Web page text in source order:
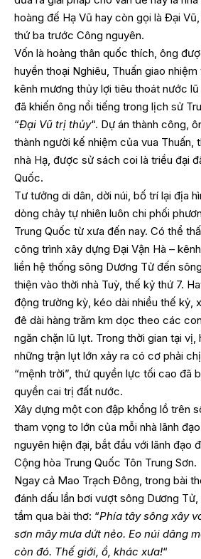
hoàng đế Hạ Vũ hay còn gọi là Đại
thứ ba trước Công nguyên.
Vốn là hoàng thân quốc thích, ông
huyền thoại Nghiêu, Thuấn giao
kênh mương thủy lợi tiêu thoát nước lũ
đã khiến ông nổi tiếng trong lịch sử
“Đại Vũ trị thủy“. Dự án thành công,
thành người kế nhiệm của vua Thuấn,
nhà Hạ, được sử sách coi là triều đại
Quốc.
Tư tưởng di dân, dời núi, bố trí lại địa
dòng chảy tự nhiên luôn chi phối
Trung Quốc từ xưa đến nay. Có thể
công trình xây dựng Đại Vận Hà –
liền hệ thống sông Dương Tử đến
thiện vào thời nhà Tuỳ, thế kỷ thứ 7.
động trường kỳ, kéo dài nhiều thế kỷ,
đê dài hàng trăm km dọc theo các
ngăn chặn lũ lụt. Trong thời gian tại
những trận lụt lớn xảy ra có cơ phải
“mệnh trời”, thứ quyền lực tối cao đã
quyền cai trị đất nước.
Xây dựng một con đập khổng lồ trên
tham vọng to lớn của mỗi nhà lãnh
nguyên hiện đại, bắt đầu với lãnh đạo
Cộng hòa Trung Quốc Tôn Trung Sơn.
Ngay cả Mao Trạch Đông, trong bài
đánh dấu lần bơi vượt sông Dương
tầm qua bài thơ: “Phía tây sông xây
sơn mây mưa dứt nẻo. Eo núi dâng
còn đó. Thế giới, ồ, khác xưa!“